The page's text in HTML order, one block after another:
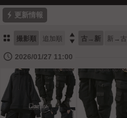
⚡ 更新情報
⚏ 撮影順 追加順  古→新 新→古
🕔 2026/01/27 11:00